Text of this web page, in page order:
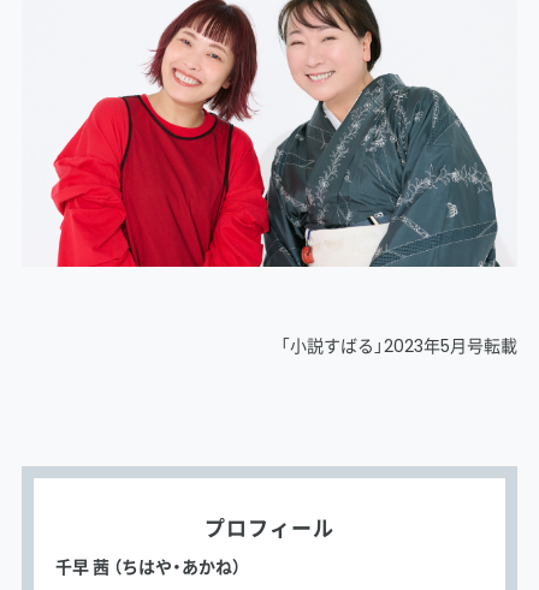
「小説すばる」2023年5月号転載
プロフィール
千早 茜 （ちはや・あかね）